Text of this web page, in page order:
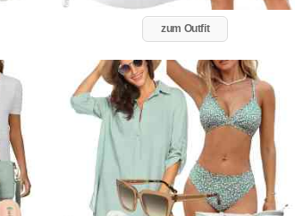
zum Outfit